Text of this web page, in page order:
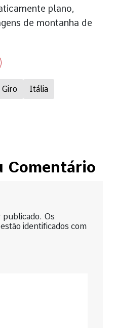
Giro Itália
plano,
de montanha de
Comentário
publicado. Os
identificados com